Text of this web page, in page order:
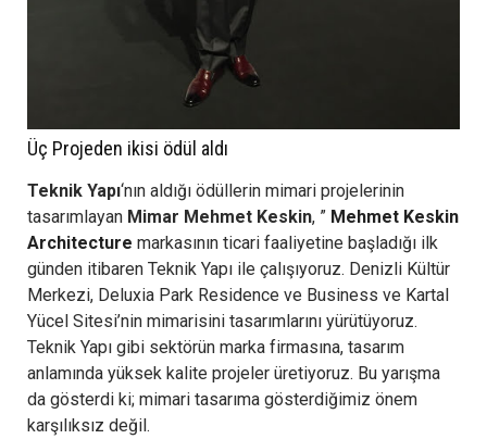
Üç Projeden ikisi ödül aldı
Teknik Yapı‘nın aldığı ödüllerin mimari projelerinin
tasarımlayan Mimar Mehmet Keskin, ” Mehmet Keskin
Architecture markasının ticari faaliyetine başladığı ilk
günden itibaren Teknik Yapı ile çalışıyoruz. Denizli Kültür
Merkezi, Deluxia Park Residence ve Business ve Kartal
Yücel Sitesi’nin mimarisini tasarımlarını yürütüyoruz.
Teknik Yapı gibi sektörün marka firmasına, tasarım
anlamında yüksek kalite projeler üretiyoruz. Bu yarışma
da gösterdi ki; mimari tasarıma gösterdiğimiz önem
karşılıksız değil.